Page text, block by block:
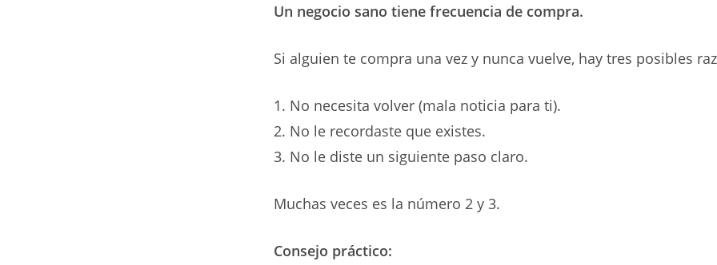
Un negocio sano tiene frecuencia de compra.
Si alguien te compra una vez y nunca vuelve, hay tres posibles
No necesita volver (mala noticia para ti).
No le recordaste que existes.
No le diste un siguiente paso claro.
Muchas veces es la número 2 y 3.
Consejo práctico: